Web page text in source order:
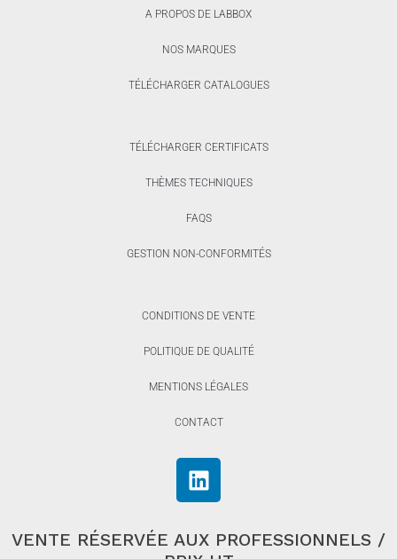
A PROPOS DE LABBOX
NOS MARQUES
TÉLÉCHARGER CATALOGUES
TÉLÉCHARGER CERTIFICATS
THÈMES TECHNIQUES
FAQS
GESTION NON-CONFORMITÉS
CONDITIONS DE VENTE
POLITIQUE DE QUALITÉ
MENTIONS LÉGALES
CONTACT
VENTE RÉSERVÉE AUX PROFESSIONNELS /